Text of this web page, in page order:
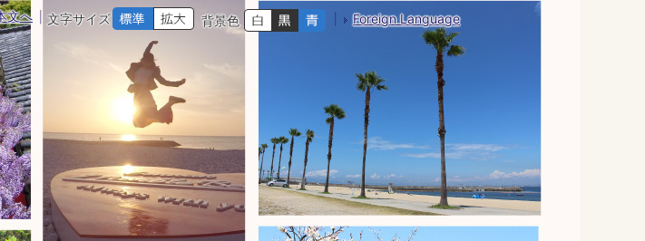
文へ 文字サイズ 背景色 Foreign Language